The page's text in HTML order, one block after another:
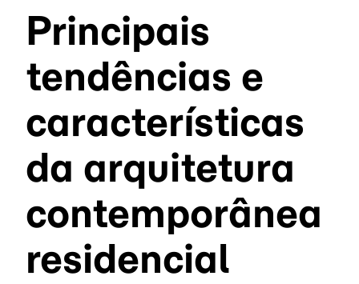
Principais
tendências e
características
da arquitetura
contemporânea
residencial